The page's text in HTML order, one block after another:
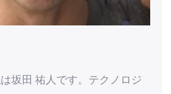
坂田 祐人です。テクノロジ